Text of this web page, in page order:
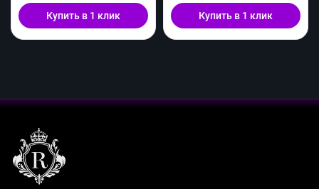
Купить в 1 клик Купить в 1 клик